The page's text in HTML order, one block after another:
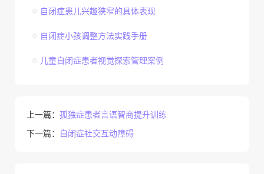
自闭症患儿兴趣狭窄的具体表现
自闭症小孩调整方法实践手册
儿童自闭症患者视觉探索管理案例
上一篇： 孤独症患者言语智商提升训练
下一篇：
自闭症社交互动障碍